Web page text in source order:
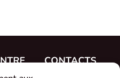
CONTACTS